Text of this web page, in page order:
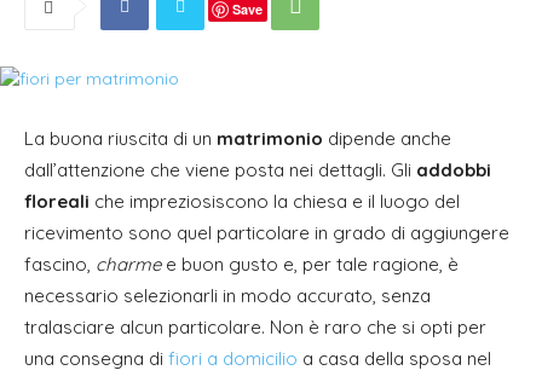
Save
La buona riuscita di un matrimonio dipende anche
dall’attenzione che viene posta nei dettagli. Gli addobbi
floreali che impreziosiscono la chiesa e il luogo del
ricevimento sono quel particolare in grado di aggiungere
fascino, charmee buon gusto e, per tale ragione, è
necessario selezionarli in modo accurato, senza
tralasciare alcun particolare. Non è raro che si opti per
una consegna di fiori a domicilio a casa della sposa nel